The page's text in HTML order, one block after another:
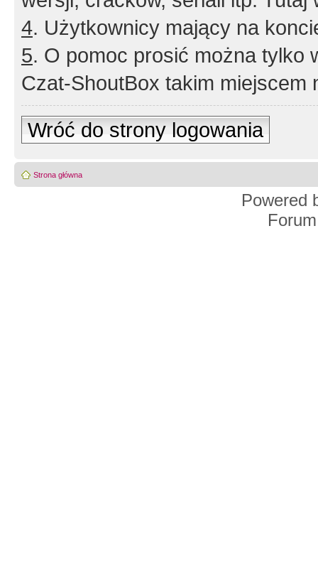
4. Użytkownicy mający na
5. O pomoc prosić można tylko
Czat-ShoutBox takim miejscem
Wróć do strony logowania
Strona główna
Powered